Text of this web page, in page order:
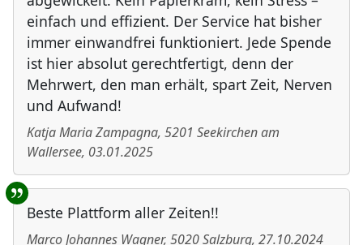
einfach und effizient. Der Service hat bisher
immer einwandfrei funktioniert. Jede Spende
ist hier absolut gerechtfertigt, denn der
Mehrwert, den man erhält, spart Zeit, Nerven
und Aufwand!
Katja Maria Zampagna, 5201 Seekirchen am
Wallersee, 03.01.2025
Beste Plattform aller Zeiten!!
Marco Johannes Wagner, 5020Salzburg, 27.10.2024